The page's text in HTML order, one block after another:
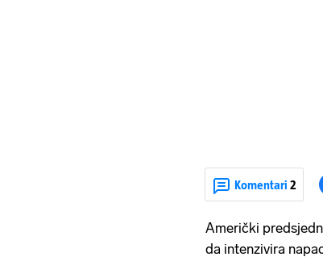
Komentari 2
Američki
da intenzivira